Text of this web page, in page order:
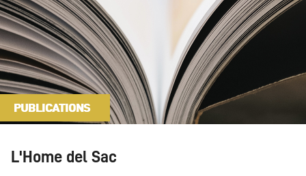
PUBLICATIONS
L'Home del Sac